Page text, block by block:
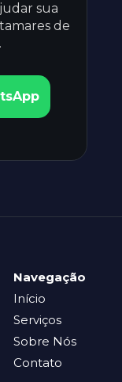
sua
de
Navegação
Início
Serviços
Sobre Nós
Contato